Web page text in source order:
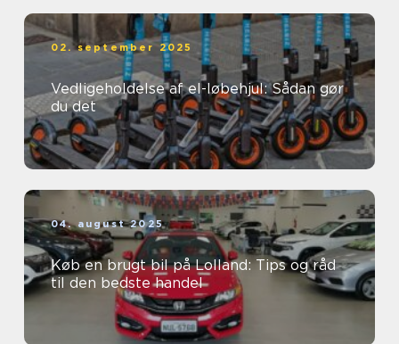
02. september 2025
Vedligeholdelse af el-løbehjul: Sådan gør
du det
04. august 2025
Køb en brugt bil på Lolland: Tips og råd
til den bedste handel